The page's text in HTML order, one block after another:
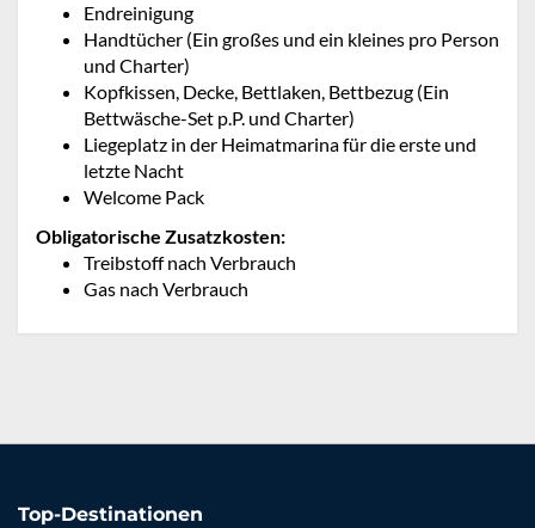
Endreinigung
Handtücher (Ein großes und ein kleines pro Person
und Charter)
Kopfkissen, Decke, Bettlaken, Bettbezug (Ein
Bettwäsche-Set p.P. und Charter)
Liegeplatz in der Heimatmarina für die erste und
letzte Nacht
Welcome Pack
Obligatorische Zusatzkosten:
Treibstoff nach Verbrauch
Gas nach Verbrauch
Top-Destinationen